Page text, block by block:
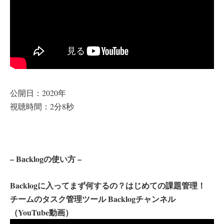
公開日：2020年
視聴時間：2分8秒
– Backlogの使い方 –
Backlogに入ってまず何するの？はじめての課題管理！
チームのタスク管理ツール Backlogチャンネル
（YouTube動画）